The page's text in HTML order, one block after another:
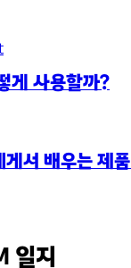
게 사용할까?
서 배우는 제
일지